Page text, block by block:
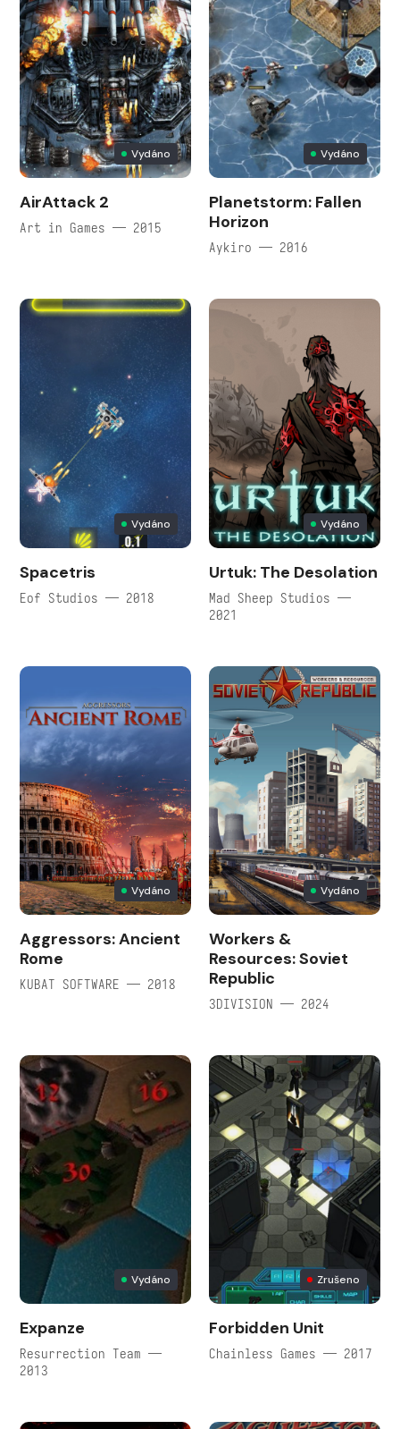
Vydáno
AirAttack 2
Art in Games — 2015
Vydáno
Planetstorm: Fallen
Horizon
Aykiro — 2016
Vydáno
Spacetris
Eof Studios — 2018
Vydáno
Urtuk: The Desolation
Mad Sheep Studios —
2021
Vydáno
Aggressors: Ancient
Rome
KUBAT SOFTWARE — 2018
Vydáno
Workers &
Resources: Soviet
Republic
3DIVISION — 2024
Vydáno
Expanze
Resurrection Team —
2013
Zrušeno
Forbidden Unit
Chainless Games — 2017